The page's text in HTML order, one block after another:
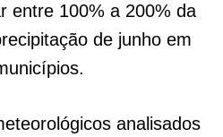
entre 100% a 200% da
de junho em
analisados